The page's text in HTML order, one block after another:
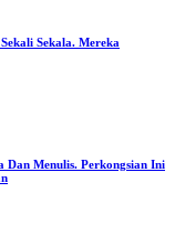
Sekala. Mereka
Dan Menulis. Perkongsian Ini